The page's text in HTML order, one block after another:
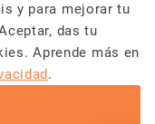
vanlife
y para mejorar tu
das tu
Aprende más en
.